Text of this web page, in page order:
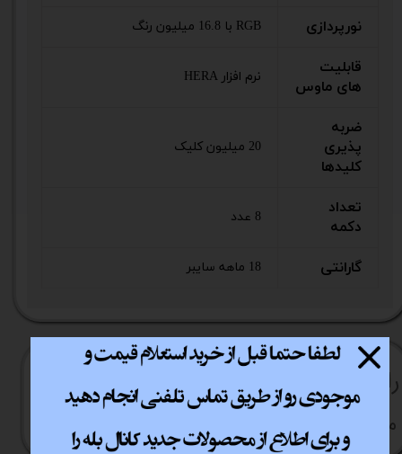
نورپردازی RGB با 16.8 میلیون رنگ
قابلیت‌
های ماوس
نرم افزار HERA
ضربه
پذیری
کلیدها
20 میلیون کلیک
تعداد
دکمه
8 عدد
گارانتی 18 ماهه سایبر
راهنما​​​​​​​​​​​​​​ی خرید نحوه ارسال کالا
مشاوره قبل از خرید رویه بازگردانی کالا